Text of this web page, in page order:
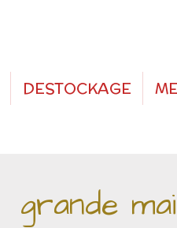
DESTOCKAGE
grande